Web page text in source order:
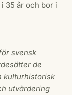
35 år och bor i
svensk
de
kulturhistorisk
utvärdering